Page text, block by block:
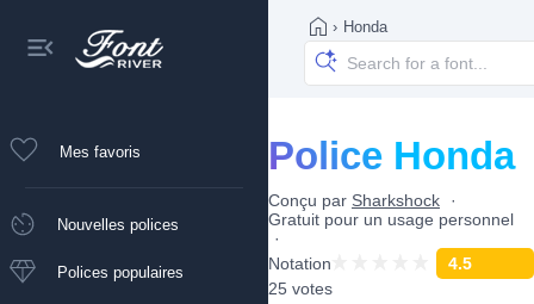
Mes favoris
Nouvelles polices
Polices populaires
› Honda
Police Honda
Conçu par Sharkshock
Gratuit pour un usage personnel
Notation
4.5
25 votes